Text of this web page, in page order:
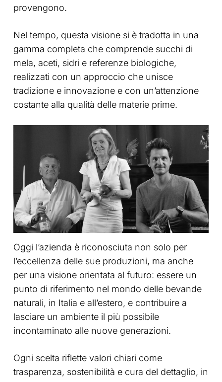
provengono.
Nel tempo, questa visione si è tradotta in una
gamma completa che comprende succhi di
mela, aceti, sidri e referenze biologiche,
realizzati con un approccio che unisce
tradizione e innovazione e con un’attenzione
costante alla qualità delle materie prime.
Oggi l’azienda è riconosciuta non solo per
l’eccellenza delle sue produzioni, ma anche
per una visione orientata al futuro: essere un
punto di riferimento nel mondo delle bevande
naturali, in Italia e all’estero, e contribuire a
lasciare un ambiente il più possibile
incontaminato alle nuove generazioni.
Ogni scelta riflette valori chiari come
trasparenza, sostenibilità e cura del dettaglio, in